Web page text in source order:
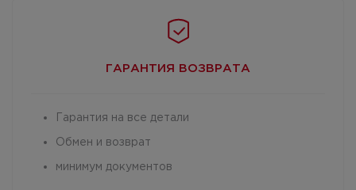
ГАРАНТИЯ ВОЗВРАТА
Гарантия на все детали
Обмен и возврат
минимум документов